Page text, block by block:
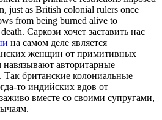
just as British colonial rulers once
from being burned alive to
Саркози хочет заставить нас
на самом деле является
женщин от примитивных
авторитарные
британские колониальные
то индийских вдов от
вместе со своими супругами,